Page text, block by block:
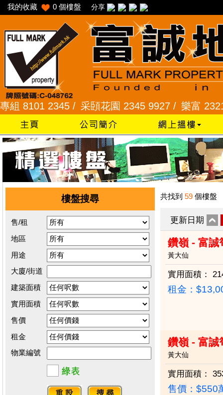
我的收藏 0 個樓盤 分享
2345 /采頣花園 2345 9927 /樂富 2321
樓盤搜尋
售/租
地區
用途
大廈/街道
建築面積
實用面積
售價
租金
物業編號
共找到 59 個樓盤
更新日期
鑽嶺 - 富誠
黃大仙
實用面積：
租金：
鑽嶺 - 富誠
黃大仙
實用面積：
售價： $550